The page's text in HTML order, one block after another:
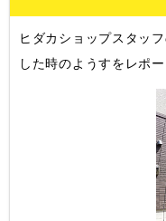
ヒダカショップスタッ
した時のようすをレポ